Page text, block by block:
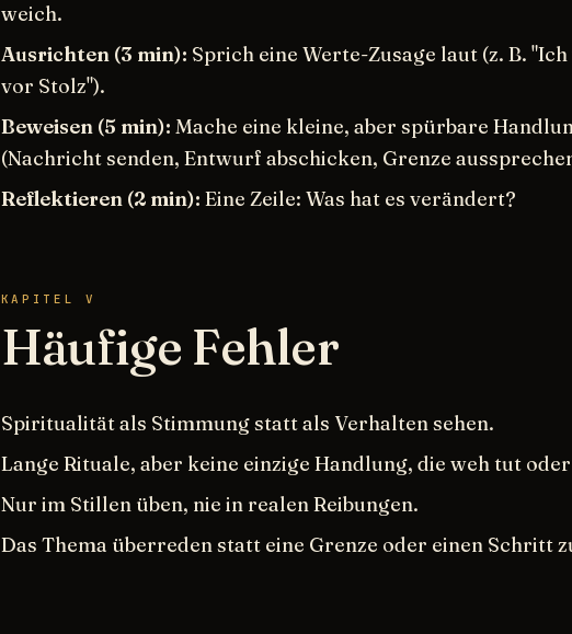
weich.
Ausrichten (3 min): Sprich eine Werte-Zusage laut (z. B.
vor Stolz").
Beweisen (5 min): Mache eine kleine, aber spürbare
(Nachricht senden, Entwurf abschicken, Grenze
Reflektieren (2 min): Eine Zeile: Was hat es verändert?
KAPITEL V
Häufige Fehler
Spiritualität als Stimmung statt als Verhalten sehen.
Lange Rituale, aber keine einzige Handlung, die weh tut
Nur im Stillen üben, nie in realen Reibungen.
Das Thema überreden statt eine Grenze oder einen Schritt